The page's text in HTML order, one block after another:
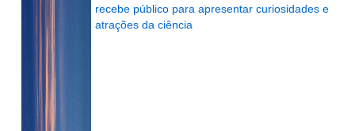
recebe público para apresentar curiosidades e
atrações da ciência